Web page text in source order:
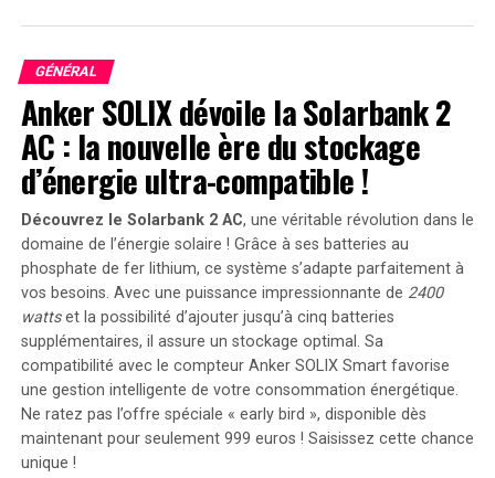
vérificateur de faits sur les réseaux sociaux géré
par le gouvernement.
Le CERT indien exempté des demandes d’accès à
l’information.
Les grandes entreprises technologiques vont
apprécier le nouveau projet de loi sur la
protection des données personnelles en Inde.
Un État indien coupe l’accès à Internet pour 27
millions de personnes pendant quatre jours pour
contrer un individu.
La classification des créateurs de contenu en tant que
diffuseurs rendrait l’enregistrement gouvernemental
obligatoire pour les YouTubers, podcasteurs, streamers
en direct et autres répondant aux critères définis par le
gouvernement. Ces créateurs de contenu devraient
GÉNÉRAL
Anker SOLIX dévoile la Solarbank 2
AC : la nouvelle ère du stockage
d’énergie ultra-compatible !
Découvrez le Solarbank 2 AC, une véritable révolution dans le
domaine de l’énergie solaire ! Grâce à ses batteries au
phosphate de fer lithium, ce système s’adapte parfaitement à
vos besoins. Avec une puissance impressionnante de 2400
wattset la possibilité d’ajouter jusqu’à cinq batteries
supplémentaires, il assure un stockage optimal. Sa
compatibilité avec le compteur Anker SOLIX Smart favorise
une gestion intelligente de votre consommation énergétique.
Ne ratez pas l’offre spéciale « early bird », disponible dès
maintenant pour seulement 999 euros ! Saisissez cette chance
unique !